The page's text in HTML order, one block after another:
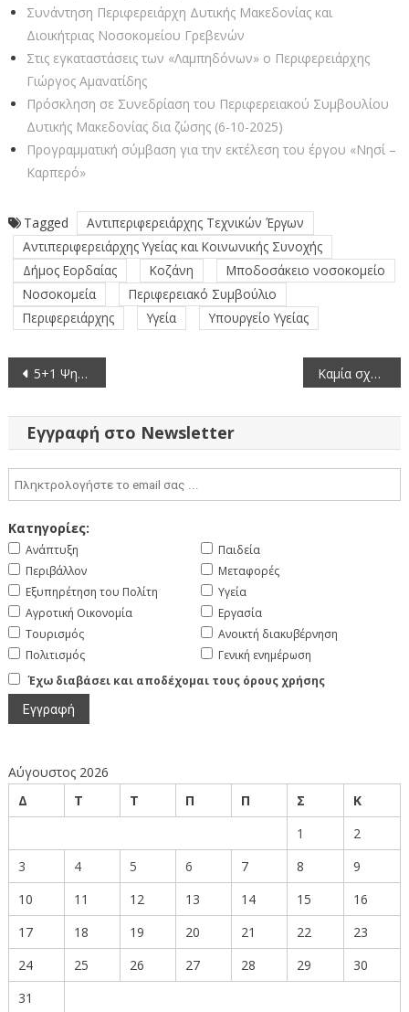
Συνάντηση Περιφερειάρχη Δυτικής Μακεδονίας και
Διοικήτριας Νοσοκομείου Γρεβενών
Στις εγκαταστάσεις των «Λαμπηδόνων» ο Περιφερειάρχης
Γιώργος Αμανατίδης
Πρόσκληση σε Συνεδρίαση του Περιφερειακού Συμβουλίου
Δυτικής Μακεδονίας δια ζώσης (6-10-2025)
Προγραμματική σύμβαση για την εκτέλεση του έργου «Νησί –
Καρπερό»
Tagged
Αντιπεριφερειάρχης Τεχνικών Έργων
Αντιπεριφερειάρχης Υγείας και Κοινωνικής Συνοχής
Δήμος Εορδαίας
Κοζάνη
Μποδοσάκειο νοσοκομείο
Νοσοκομεία
Περιφερειακό Συμβούλιο
Περιφερειάρχης
Υγεία Υπουργείο Υγείας
Πλοήγηση
άρθρων
5+1 Ψηφιακοί Οδηγοί από την Αντιπεριφέρεια Διαφάνειας, Ηλεκτρονικής Διακυβέρνησης & Ψηφιακού Μετασχηματισμού Καμία σχέση των Περιφερειών με τις διαδικασίες του ΟΠΕΚΕΠΕ
Εγγραφή στο Newsletter
Κατηγορίες:
Ανάπτυξη
Περιβάλλον
Εξυπηρέτηση του Πολίτη
Αγροτική Οικονομία
Τουρισμός
Πολιτισμός
Παιδεία
Μεταφορές
Υγεία
Εργασία
Ανοικτή διακυβέρνηση
Γενική ενημέρωση
Έχω διαβάσει και αποδέχομαι τους όρους χρήσης
Αύγουστος 2026
Δ
Τ Τ Π Π Σ
Κ
1
2
3
4 5 6 7 8
9
10
11 12 13 14 15
16
17
18 19 20 21 22
23
24
25 26 27 28 29
30
31